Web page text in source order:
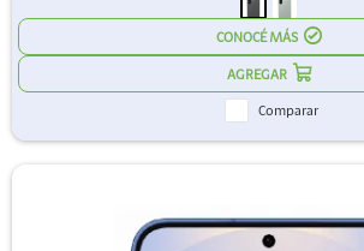
CONOCÉ MÁS
Comparar